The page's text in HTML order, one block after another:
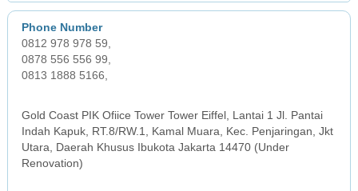
0812 978 978 59,
0878 556 556 99,
0813 1888 5166,
Gold Coast PIK Ofiice Tower Tower Eiffel, Lantai 1 Jl. Pantai
Indah Kapuk, RT.8/RW.1, Kamal Muara, Kec. Penjaringan, Jkt
Utara, Daerah Khusus Ibukota Jakarta 14470 (Under
Renovation)